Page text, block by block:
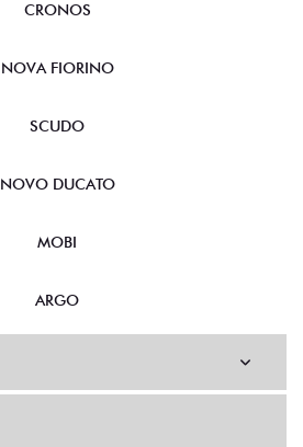
CRONOS
NOVA FIORINO
SCUDO
NOVO DUCATO
MOBI
ARGO